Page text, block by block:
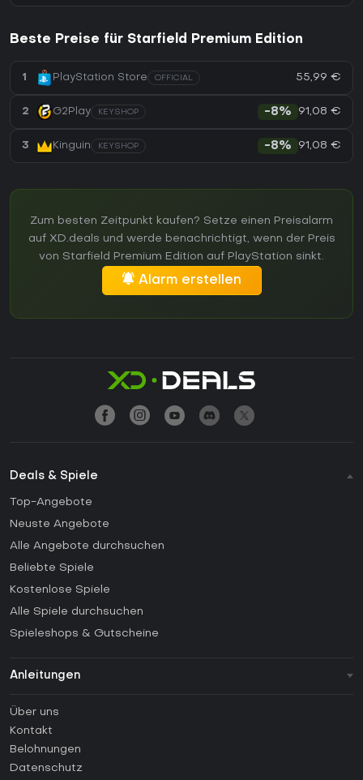
Beste Preise für Starfield Premium Edition
1 PlayStation Store OFFICIAL 55,99 €
2 G2Play KEYSHOP -8% 91,08 €
3 Kinguin KEYSHOP -8% 91,08 €
Zum besten Zeitpunkt kaufen? Setze einen Preisalarm
auf XD.deals und werde benachrichtigt, wenn der Preis
von Starfield Premium Edition auf PlayStation sinkt.
Alarm erstellen
Deals & Spiele
Top-Angebote
Neuste Angebote
Alle Angebote durchsuchen
Beliebte Spiele
Kostenlose Spiele
Alle Spiele durchsuchen
Spieleshops & Gutscheine
Anleitungen
Anleitungen
Wie aktiviert man einen Steam CD Key?
Wie aktiviert man einen Epic Games CD Key?
Über uns
Kontakt
Belohnungen
Datenschutz